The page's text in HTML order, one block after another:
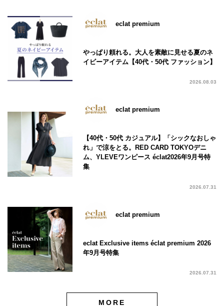
eclat premium
やっぱり頼れる。大人を素敵に見せる夏のネ
イビーアイテム【40代・50代 ファッション】
2026.08.03
eclat premium
【40代・50代 カジュアル】「シックなおしゃ
れ」で涼をとる。RED CARD TOKYOデニ
ム、YLEVEワンピース éclat2026年9月号特
集
2026.07.31
eclat premium
eclat Exclusive items éclat premium 2026
年9月号特集
2026.07.31
MORE